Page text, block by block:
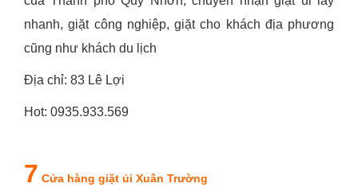
nhanh, giặt công nghiệp, giặt cho khách địa phương
cũng như khách du lịch
Địa chỉ: 83 Lê Lợi
Hot: 0935.933.569
7 Cửa hàng giặt ủi Xuân Trường